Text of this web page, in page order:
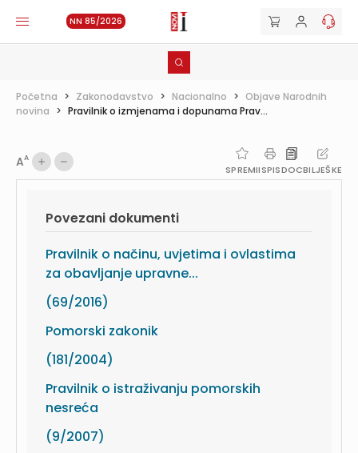
NN 85/2026
Početna > Zakonodavstvo > Nacionalno > Objave Narodnih
novina > Pravilnik o izmjenama i dopunama Prav...
AA
SPREMIISPISDOCBILJEŠKE
Povezani dokumenti
Pravilnik o načinu, uvjetima i ovlastima
za obavljanje upravne...
(69/2016)
Pomorski zakonik
(181/2004)
Pravilnik o istraživanju pomorskih
nesreća
(9/2007)